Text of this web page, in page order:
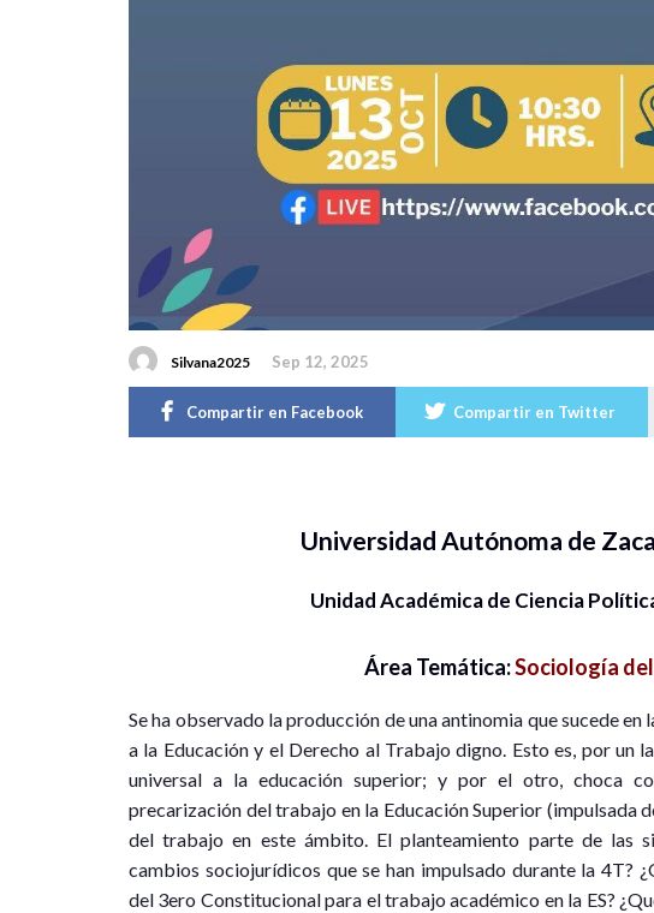
Silvana2025 Sep 12, 2025
Compartir en Facebook Compartir en Twitter
Universidad Autónoma de
Unidad Académica de Ciencia
Área Temática:Sociología
Se ha observado la producción de una antinomia que sucede
a la Educación y el Derecho al Trabajo digno. Esto es, por un
universal a la educación superior; y por el otro, choca
precarización del trabajo en la Educación Superior (impulsada
del trabajo en este ámbito. El planteamiento parte de las
cambios sociojurídicos que se han impulsado durante la 4T?
del 3ero Constitucional para el trabajo académico en la ES?